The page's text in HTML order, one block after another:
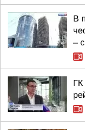
В
–
ГК